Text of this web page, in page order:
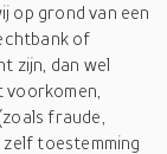
op grond van een
of
zijn, dan wel
voorkomen,
fraude,
toestemming